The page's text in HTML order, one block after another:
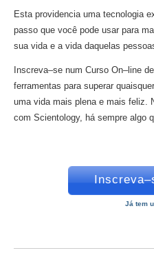
Esta providencia uma tecnologia
passo que você pode usar para
sua vida e a vida daquelas
Inscreva–se num Curso On–line
ferramentas para superar
uma vida mais plena e mais feliz.
com Scientology, há sempre algo
Já tem